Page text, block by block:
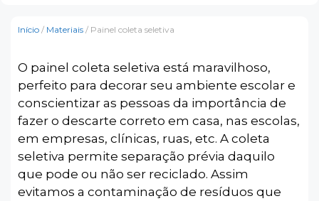
Início / Materiais / Painel coleta seletiva
O painel coleta seletiva está maravilhoso,
perfeito para decorar seu ambiente escolar e
conscientizar as pessoas da importância de
fazer o descarte correto em casa, nas escolas,
em empresas, clínicas, ruas, etc. A coleta
seletiva permite separação prévia daquilo
que pode ou não ser reciclado. Assim
evitamos a contaminação de resíduos que